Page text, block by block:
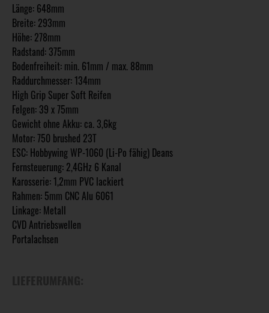
Länge: 648mm
Breite: 293mm
Höhe: 278mm
Radstand: 375mm
Bodenfreiheit: min. 61mm / max. 88mm
Raddurchmesser: 134mm
High Grip Super Soft Reifen
Felgen: 39 x 75mm
Gewicht ohne Akku: ca. 3,6kg
Motor: 750 brushed 23T
ESC: Hobbywing WP-1060 (Li-Po fähig) Deans
Fernsteuerung: 2,4GHz 6 Kanal
Karosserie: 1,2mm PVC lackiert
Rahmen: 5mm CNC Alu 6061
Linkage: Metall
CVD Antriebswellen
Portalachsen